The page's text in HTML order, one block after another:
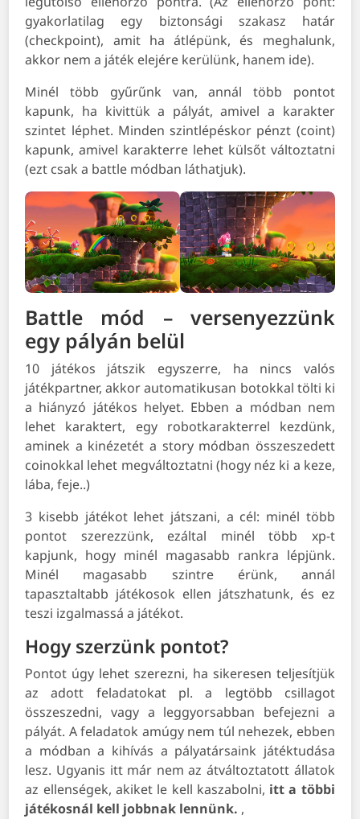
gyakorlatilag egy biztonsági szakasz határ
(checkpoint), amit ha átlépünk, és meghalunk,
akkor nem a játék elejére kerülünk, hanem ide).
Minél több gyűrűnk van, annál több pontot
kapunk, ha kivittük a pályát, amivel a karakter
szintet léphet. Minden szintlépéskor pénzt (coint)
kapunk, amivel karakterre lehet külsőt változtatni
(ezt csak a battle módban láthatjuk).
Battle mód – versenyezzünk
egy pályán belül
10 játékos játszik egyszerre, ha nincs valós
játékpartner, akkor automatikusan botokkal tölti ki
a hiányzó játékos helyet. Ebben a módban nem
lehet karaktert, egy robotkarakterrel kezdünk,
aminek a kinézetét a story módban összeszedett
coinokkal lehet megváltoztatni (hogy néz ki a keze,
lába, feje..)
3 kisebb játékot lehet játszani, a cél: minél több
pontot szerezzünk, ezáltal minél több xp-t
kapjunk, hogy minél magasabb rankra lépjünk.
Minél magasabb szintre érünk, annál
tapasztaltabb játékosok ellen játszhatunk, és ez
teszi izgalmassá a játékot.
Hogy szerzünk pontot?
Pontot úgy lehet szerezni, ha sikeresen teljesítjük
az adott feladatokat pl. a legtöbb csillagot
összeszedni, vagy a leggyorsabban befejezni a
pályát. A feladatok amúgy nem túl nehezek, ebben
a módban a kihívás a pályatársaink játéktudása
lesz. Ugyanis itt már nem az átváltoztatott állatok
az ellenségek, akiket le kell kaszabolni, itt a többi
játékosnál kell jobbnak lennünk. ,